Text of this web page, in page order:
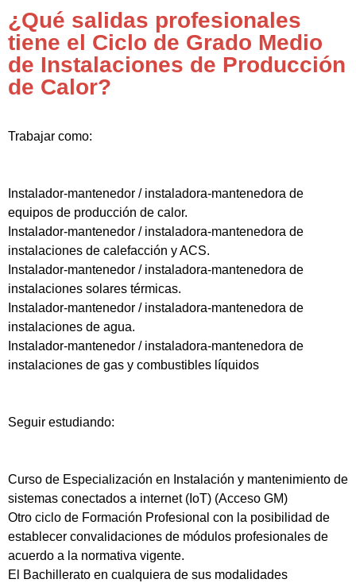
¿Qué salidas profesionales
tiene el Ciclo de Grado Medio
de Instalaciones de Producción
de Calor?
Trabajar como:
Instalador-mantenedor / instaladora-mantenedora de
equipos de producción de calor.
Instalador-mantenedor / instaladora-mantenedora de
instalaciones de calefacción y ACS.
Instalador-mantenedor / instaladora-mantenedora de
instalaciones solares térmicas.
Instalador-mantenedor / instaladora-mantenedora de
instalaciones de agua.
Instalador-mantenedor / instaladora-mantenedora de
instalaciones de gas y combustibles líquidos
Seguir estudiando:
Curso de Especialización en Instalación y mantenimiento de
sistemas conectados a internet (IoT) (Acceso GM)
Otro ciclo de Formación Profesional con la posibilidad de
establecer convalidaciones de módulos profesionales de
acuerdo a la normativa vigente.
El Bachillerato en cualquiera de sus modalidades